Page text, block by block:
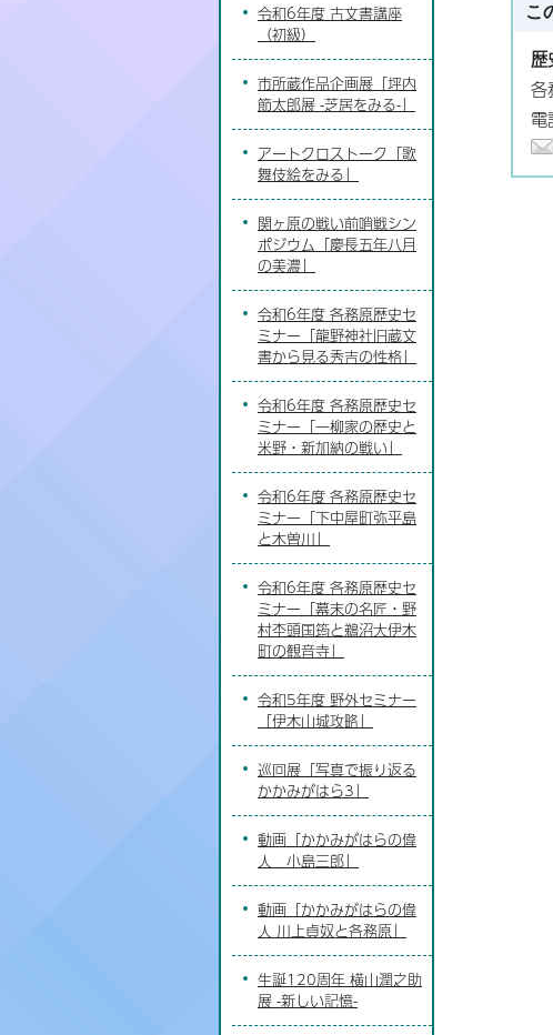
こ
歴
各
令和6年度 古文書講座
（初級）
市所蔵作品企画展「坪内
節太郎展 -芝居をみる-」
アートクロストーク「歌
舞伎絵をみる」
関ヶ原の戦い前哨戦シン
ポジウム「慶長五年八月
の美濃」
令和6年度 各務原歴史セ
ミナー「龍野神社旧蔵文
書から見る秀吉の性格」
令和6年度 各務原歴史セ
ミナー「一柳家の歴史と
米野・新加納の戦い」
令和6年度 各務原歴史セ
ミナー「下中屋町弥平島
と木曽川」
令和6年度 各務原歴史セ
ミナー「幕末の名匠・野
村杢頭国筠と鵜沼大伊木
町の観音寺」
令和5年度 野外セミナー
「伊木山城攻略」
巡回展「写真で振り返る
かかみがはら3」
動画「かかみがはらの偉
人 小島三郎」
動画「かかみがはらの偉
人 川上貞奴と各務原」
生誕120周年 横山潤之助
展 -新しい記憶-